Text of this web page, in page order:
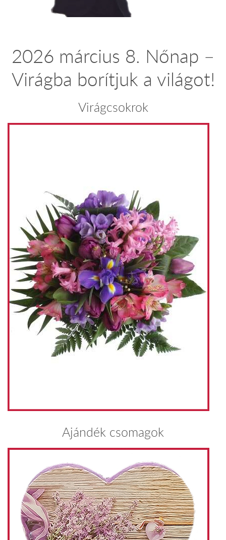
2026 március 8. Nőnap –
Virágba borítjuk a világot!
Virágcsokrok
Ajándék csomagok